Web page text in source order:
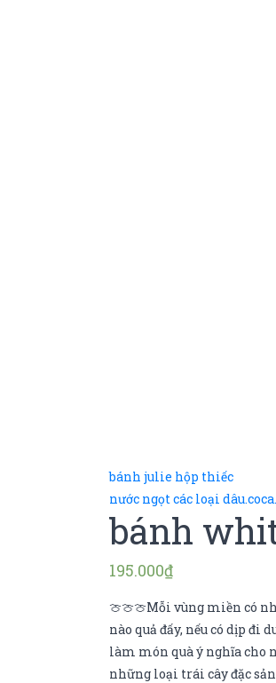
bánh julie hộp thiếc
nước ngọt các loại
bánh
195.000₫
🍈🍈🍈Mỗi vùng miền có
nào quả đấy, nếu có dịp đi
làm món quà ý nghĩa cho
những loại trái cây đặc